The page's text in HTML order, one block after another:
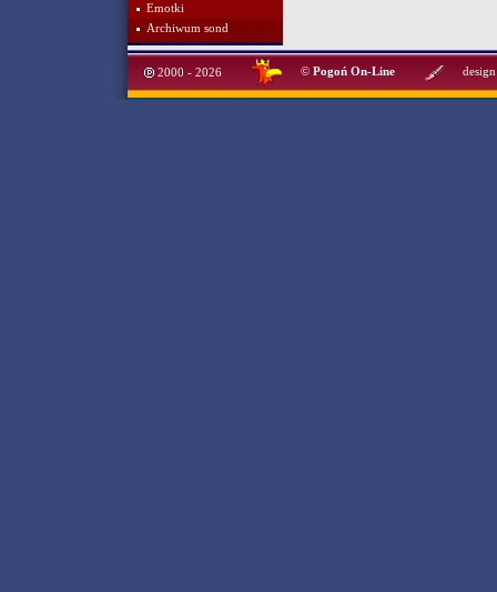
Emotki
Archiwum sond
2000 - 2026 © Pogoń On-Line